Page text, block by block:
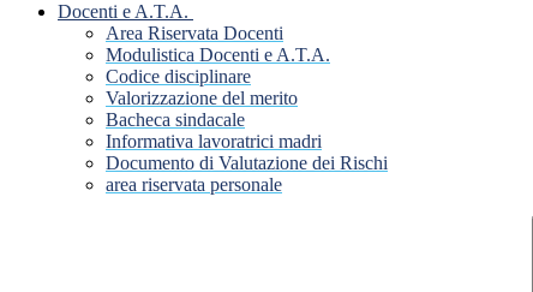
Docenti e A.T.A.
Area Riservata Docenti
Modulistica Docenti e A.T.A.
Codice disciplinare
Valorizzazione del merito
Bacheca sindacale
Informativa lavoratrici madri
Documento di Valutazione dei Rischi
area riservata personale